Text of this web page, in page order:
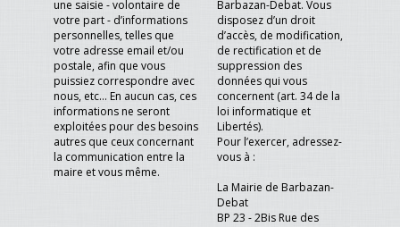
une saisie - volontaire de
votre part - d’informations
personnelles, telles que
votre adresse email et/ou
postale, afin que vous
puissiez correspondre avec
nous, etc... En aucun cas, ces
informations ne seront
exploitées pour des besoins
autres que ceux concernant
la communication entre la
maire et vous même.
Barbazan-Debat. Vous
disposez d’un droit
d’accès, de modification,
de rectification et de
suppression des
données qui vous
concernent (art. 34 de la
loi informatique et
Libertés).
Pour l’exercer, adressez-
vous à :
La Mairie de Barbazan-
Debat
BP 23 - 2Bis Rue des